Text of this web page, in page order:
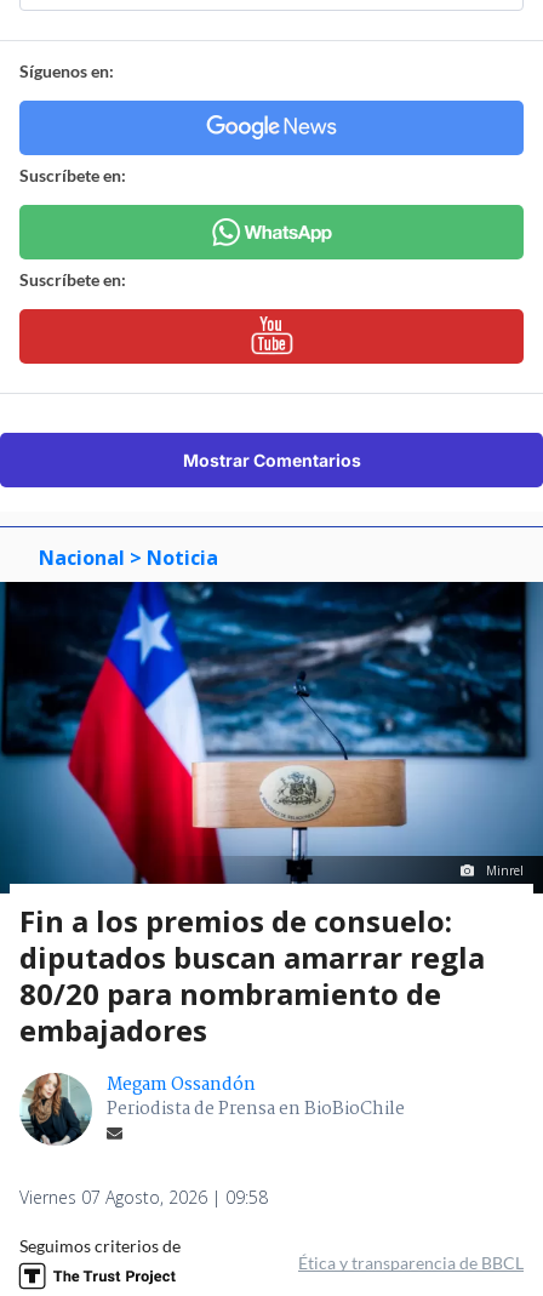
Síguenos en:
Suscríbete en:
Suscríbete en:
Mostrar Comentarios
Nacional > Noticia
Minrel
Fin a los premios de consuelo:
diputados buscan amarrar regla
80/20 para nombramiento de
embajadores
Megam Ossandón
Periodista de Prensa en BioBioChile
Viernes 07 Agosto, 2026 | 09:58
Seguimos criterios de
Ética y transparencia de BBCL